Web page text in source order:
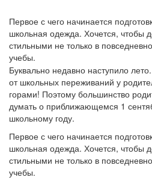
Первое с чего начинается
школьная одежда. Хочется, чтобы
стильными не только в
учебы.
Буквально недавно наступило
от школьных переживаний у
горами! Поэтому большинство
думать о приближающемся 1
школьному году.
Первое с чего начинается
школьная одежда. Хочется, чтобы
стильными не только в
учебы.